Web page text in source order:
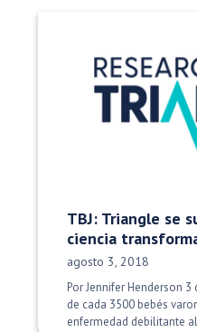
TBJ: Triangle se
ciencia
Fecha de publicación:
agosto 3, 2018
Por Jennifer Henderson
de cada 3500 bebés
enfermedad debilitante